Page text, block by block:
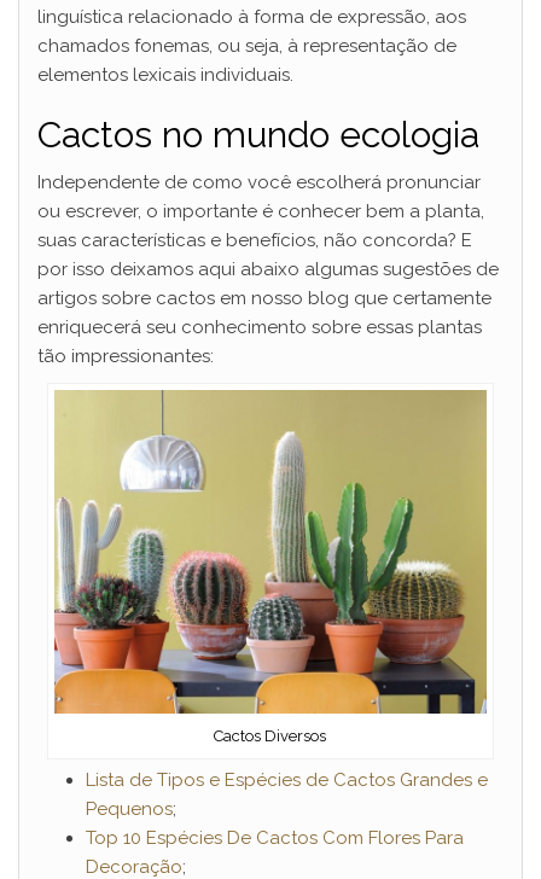
linguística relacionado à forma de expressão, aos
chamados fonemas, ou seja, à representação de
elementos lexicais individuais.
Cactos no mundo ecologia
Independente de como você escolherá pronunciar
ou escrever, o importante é conhecer bem a planta,
suas características e benefícios, não concorda? E
por isso deixamos aqui abaixo algumas sugestões de
artigos sobre cactos em nosso blog que certamente
enriquecerá seu conhecimento sobre essas plantas
tão impressionantes:
Cactos Diversos
Lista de Tipos e Espécies de Cactos Grandes e
Pequenos;
Top 10 Espécies De Cactos Com Flores Para
Decoração;